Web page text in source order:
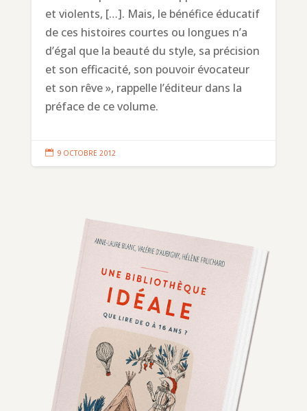
et violents, […]. Mais, le bénéfice éducatif
de ces histoires courtes ou longues n’a
d’égal que la beauté du style, sa précision
et son efficacité, son pouvoir évocateur
et son rêve », rappelle l’éditeur dans la
préface de ce volume.
 9 OCTOBRE 2012